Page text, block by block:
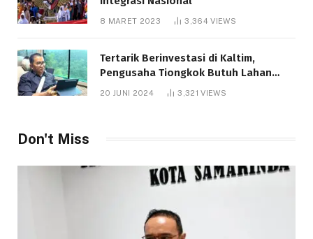
8 MARET 2023 3,364VIEWS
Tertarik Berinvestasi di Kaltim,
Pengusaha Tiongkok Butuh Lahan
1.000 Hektare
20 JUNI 2024 3,321VIEWS
Don't Miss